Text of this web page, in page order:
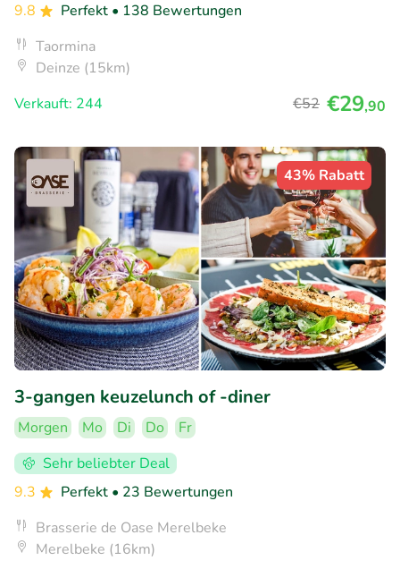
9.8
Perfekt • 138 Bewertungen
Taormina
Deinze (15km)
Verkauft: 244
€52 €29,90
43% Rabatt
3-gangen keuzelunch of -diner
Morgen Mo Di Do
Fr
Sehr beliebter Deal
9.3
Perfekt • 23 Bewertungen
Brasserie de Oase Merelbeke
Merelbeke (16km)